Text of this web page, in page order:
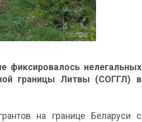
фиксировалось нелегальных
границы Литвы (СОГГЛ) в
на границе Беларуси с